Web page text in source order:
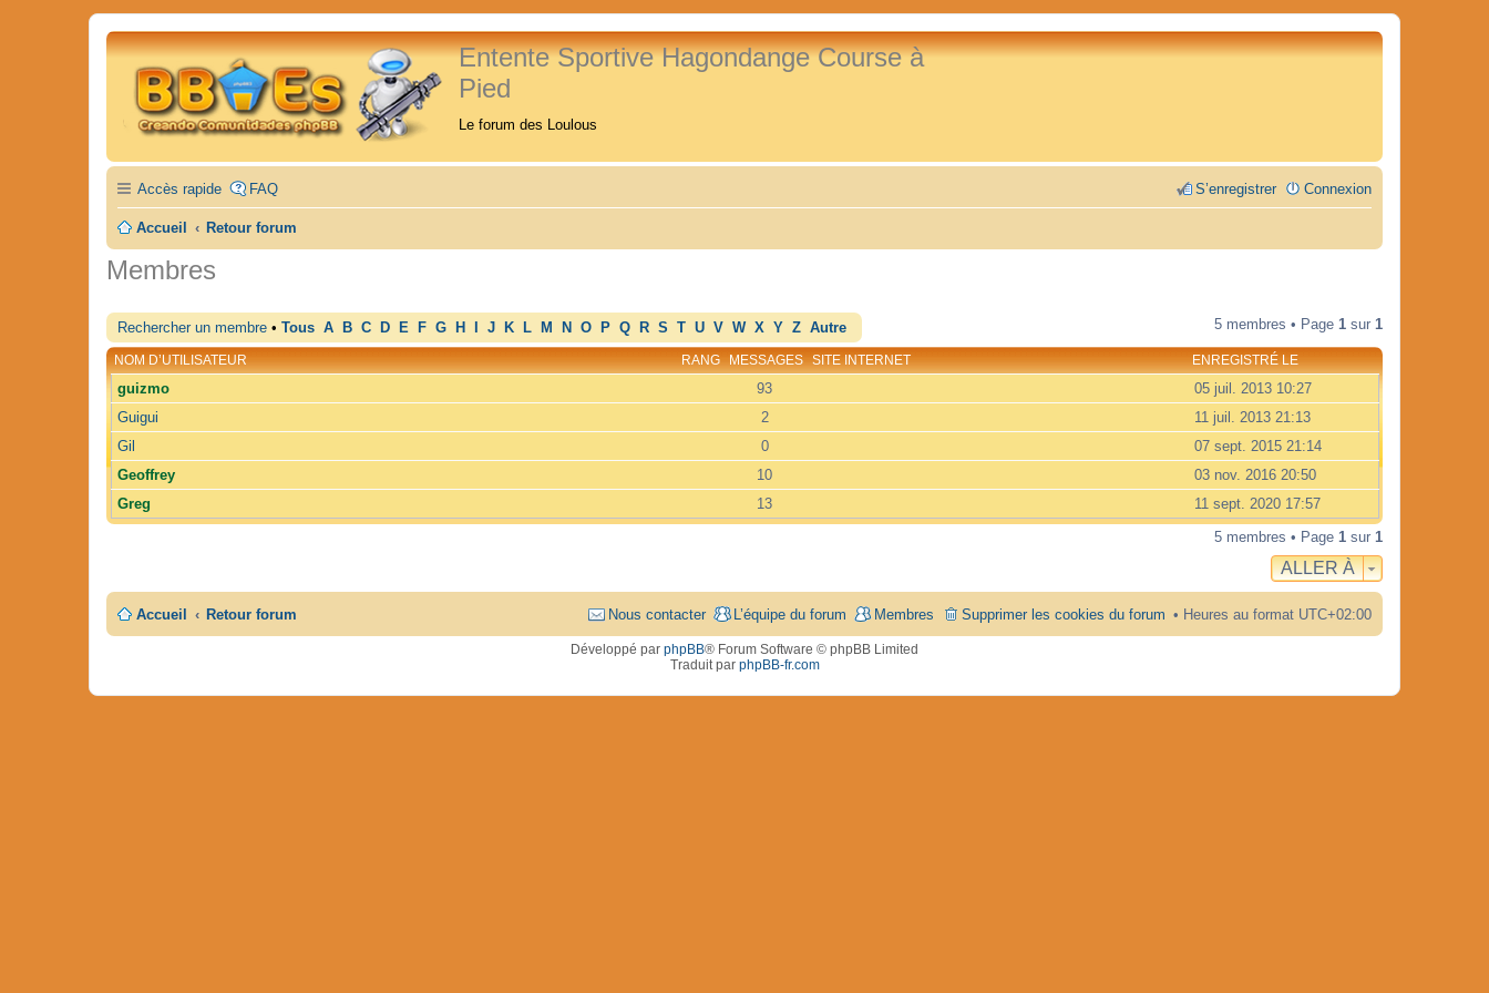
Entente Sportive Hagondange Course à
Pied
Le forum des Loulous
Accès rapide FAQ Connexion
S’enregistrer
Accueil Retour forum
Membres
Rechercher un membre • Tous A B C D E F G H J K L M N O P Q R S T U V W X Y Z Autre 5 membres • Page 1 sur 1
RANG
NOM D’UTILISATEUR MESSAGES SITE INTERNET ENREGISTRÉ LE
guizmo 93
05 juil. 2013 10:27
Guigui
2
11 juil. 2013 21:13
Gil
0
07 sept. 2015 21:14
Geoffrey
10
03 nov. 2016 20:50
Greg
13
11 sept. 2020 17:57
5 membres • Page 1 sur 1
ALLER À
Accueil Retour forum Heures au format UTC+02:00
Supprimer les cookies du forum
Membres
L’équipe du forum
Nous contacter
Développé par phpBB® Forum Software © phpBB Limited
Traduit par phpBB-fr.com